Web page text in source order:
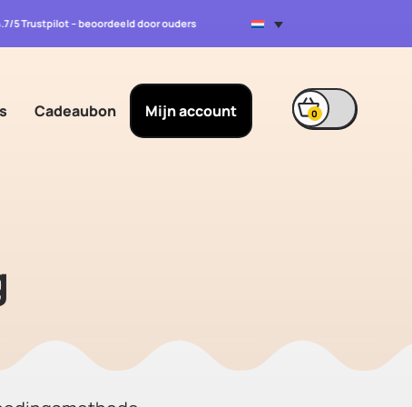
4.7/5 Trustpilot – beoordeeld door ouders
Cadeaubon Mijn account 0